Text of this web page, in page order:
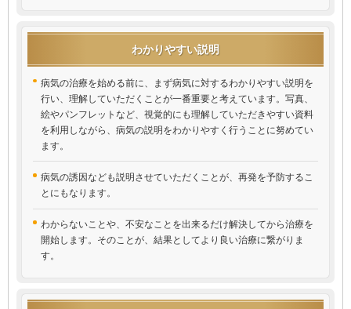
わかりやすい説明
病気の治療を始める前に、まず病気に対するわかりやすい説明を
行い、理解していただくことが一番重要と考えています。写真、
絵やパンフレットなど、視覚的にも理解していただきやすい資料
を利用しながら、病気の説明をわかりやすく行うことに努めてい
ます。
病気の誘因なども説明させていただくことが、再発を予防するこ
とにもなります。
わからないことや、不安なことを出来るだけ解決してから治療を
開始します。そのことが、結果としてより良い治療に繋がりま
す。